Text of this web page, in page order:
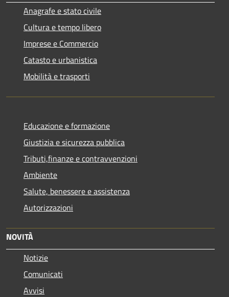
Anagrafe e stato civile
Cultura e tempo libero
Imprese e Commercio
Catasto e urbanistica
Mobilità e trasporti
Educazione e formazione
Giustizia e sicurezza pubblica
Tributi,finanze e contravvenzioni
Ambiente
Salute, benessere e assistenza
Autorizzazioni
NOVITÀ
Notizie
Comunicati
Avvisi